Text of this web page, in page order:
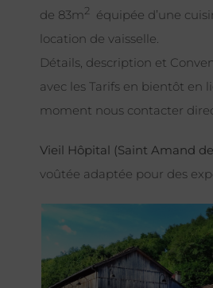
de 83m2 équipée d’une
location de vaisselle.
Détails, description et
avec les Tarifs en bientôt en
moment nous contacter
Vieil Hôpital (Saint Amand
voûtée adaptée pour des